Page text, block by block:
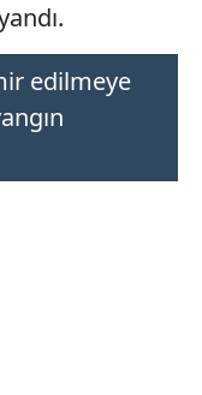
edilmeye